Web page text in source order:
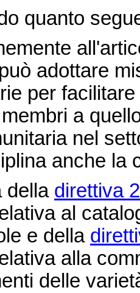
quanto
adottare
per
a
nel
anche la
della direttiva
al
e della
alla
delle